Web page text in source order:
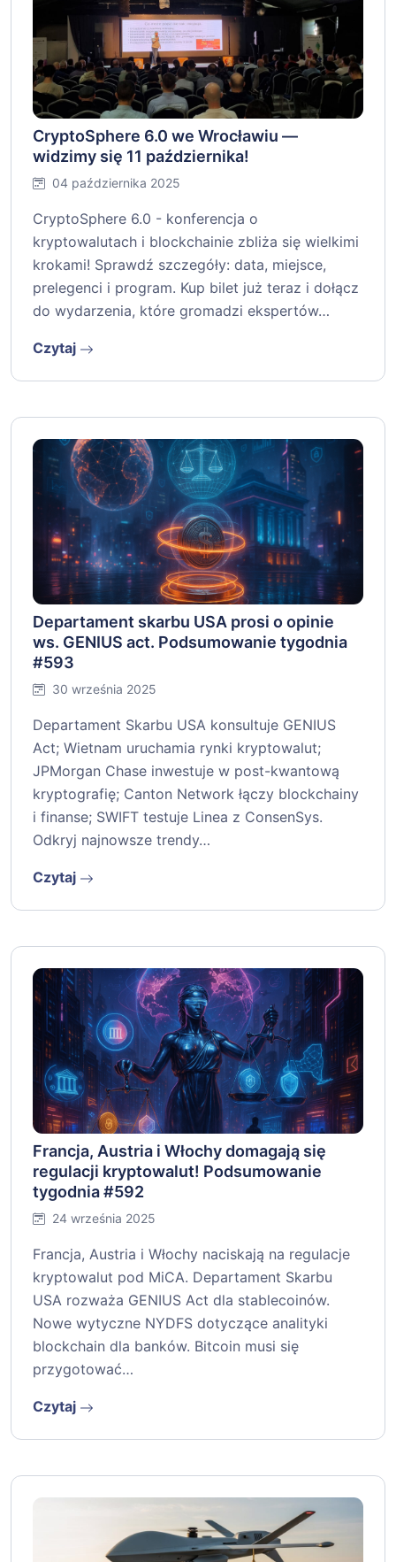
CryptoSphere 6.0 we Wrocławiu —
widzimy się 11 października!
04 października 2025
CryptoSphere 6.0 - konferencja o
kryptowalutach i blockchainie zbliża się wielkimi
krokami! Sprawdź szczegóły: data, miejsce,
prelegenci i program. Kup bilet już teraz i dołącz
do wydarzenia, które gromadzi ekspertów…
Czytaj
Departament skarbu USA prosi o opinie
ws. GENIUS act. Podsumowanie tygodnia
#593
30 września 2025
Departament Skarbu USA konsultuje GENIUS
Act; Wietnam uruchamia rynki kryptowalut;
JPMorgan Chase inwestuje w post-kwantową
kryptografię; Canton Network łączy blockchainy
i finanse; SWIFT testuje Linea z ConsenSys.
Odkryj najnowsze trendy…
Czytaj
Francja, Austria i Włochy domagają się
regulacji kryptowalut! Podsumowanie
tygodnia #592
24 września 2025
Francja, Austria i Włochy naciskają na regulacje
kryptowalut pod MiCA. Departament Skarbu
USA rozważa GENIUS Act dla stablecoinów.
Nowe wytyczne NYDFS dotyczące analityki
blockchain dla banków. Bitcoin musi się
przygotować…
Czytaj